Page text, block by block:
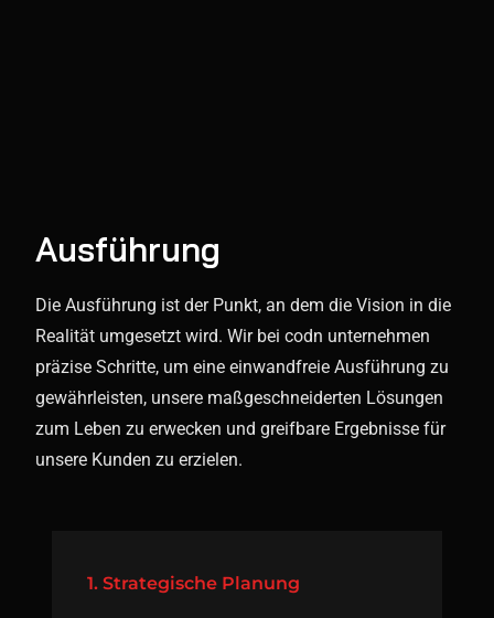
Ausführung
Die Ausführung ist der Punkt, an dem die Vision in die
Realität umgesetzt wird. Wir bei codn unternehmen
präzise Schritte, um eine einwandfreie Ausführung zu
gewährleisten, unsere maßgeschneiderten Lösungen
zum Leben zu erwecken und greifbare Ergebnisse für
unsere Kunden zu erzielen.
1. Strategische Planung